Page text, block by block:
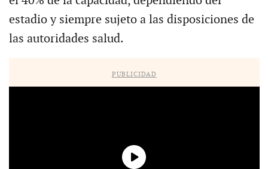
estadio y siempre sujeto a las disposiciones de
las autoridades salud.
PUBLICIDAD